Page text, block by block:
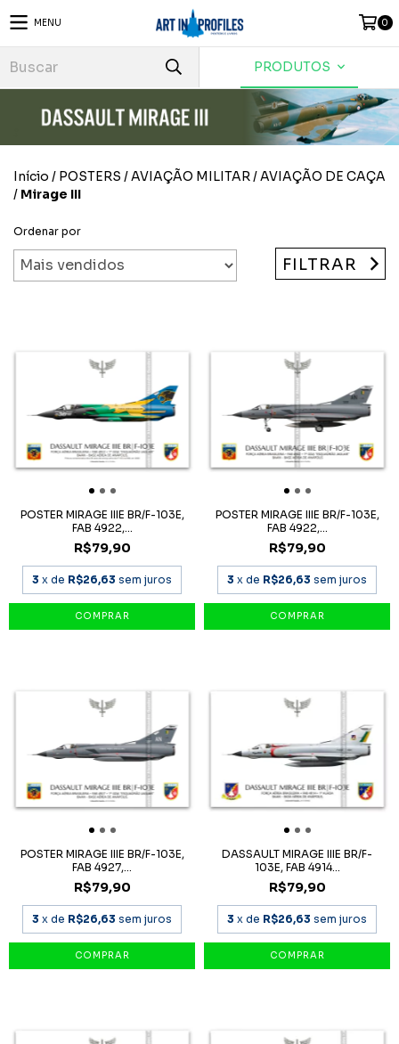
MENU 0
PRODUTOS
Início / POSTERS /AVIAÇÃO MILITAR /AVIAÇÃO DE CAÇA
/ Mirage III
Ordenar por
FILTRAR
POSTER MIRAGE IIIE BR/F-103E,
FAB 4922,...
R$79,90
3 x de R$26,63 sem juros
POSTER MIRAGE IIIE BR/F-103E,
FAB 4922,...
R$79,90
3 x de R$26,63 sem juros
POSTER MIRAGE IIIE BR/F-103E,
FAB 4927,...
R$79,90
3 x de R$26,63 sem juros
DASSAULT MIRAGE IIIE BR/F-
103E, FAB 4914...
R$79,90
3 x de R$26,63 sem juros